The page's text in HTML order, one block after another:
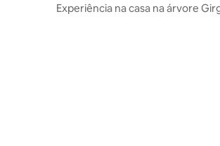
Experiência na casa na árvore